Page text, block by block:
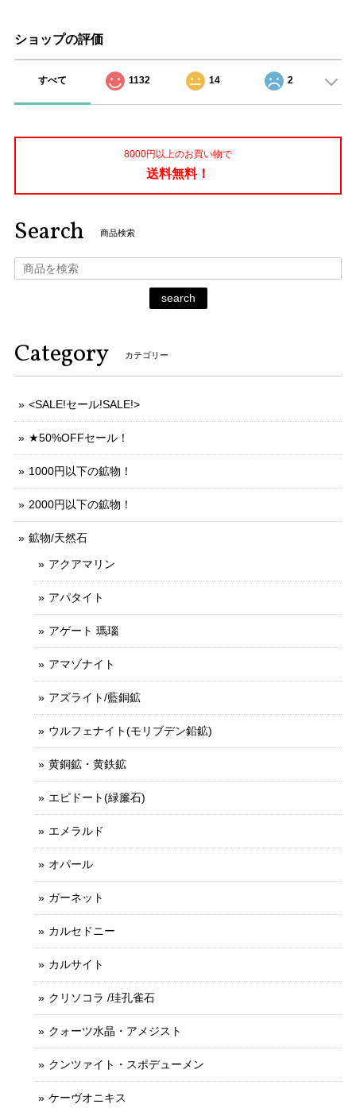
ショップの評価
すべて 1132 14 2
8000円以上のお買い物で
送料無料！
Search 商品検索
search
Category カテゴリー
<SALE!セール!SALE!>
★50%OFFセール！
1000円以下の鉱物！
2000円以下の鉱物！
鉱物/天然石
アクアマリン
アパタイト
アゲート 瑪瑙
アマゾナイト
アズライト/藍銅鉱
ウルフェナイト(モリブデン鉛鉱)
黄銅鉱・黄鉄鉱
エピドート(緑簾石)
エメラルド
オパール
ガーネット
カルセドニー
カルサイト
クリソコラ /珪孔雀石
クォーツ水晶・アメジスト
クンツァイト・スポデューメン
ケーヴオニキス